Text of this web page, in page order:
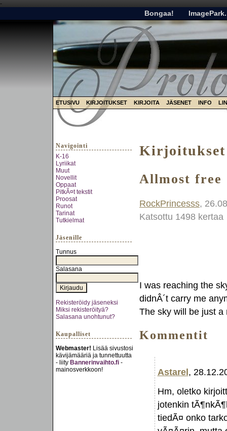
-
Bongaa!
ETUSIVU KIRJOITUKSET KIRJOITA JÄSENET INFO
Navigointi
K-16
Lyriikat
Muut
Novellit
Oppaat
PitkÃ¤t tekstit
Proosat
Runot
Tarinat
Tutkielmat
Jäsenille
Tunnus
Salasana
Rekisteröidy jäseneksi
Miksi rekisteröityä?
Salasana unohtunut?
Kaupalliset
Webmaster! Lisää sivustosi
kävijämääriä ja tunnettuutta
- liity Bannerinvaihto.fi -
mainosverkkoon!
Kirjoitukset
Allmost free
RockPrincesss,
Katsottu 1498 kertaa
I was reaching the
didnÂ´t carry me
The sky will be just a
Kommentit
Astarel ,
Hm, oletko
jotenkin
tiedÃ¤ onko